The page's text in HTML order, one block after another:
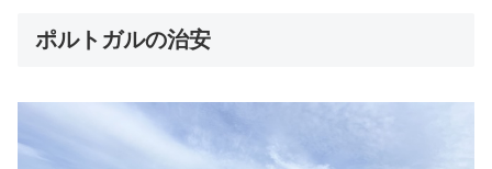
ポルトガルの治安